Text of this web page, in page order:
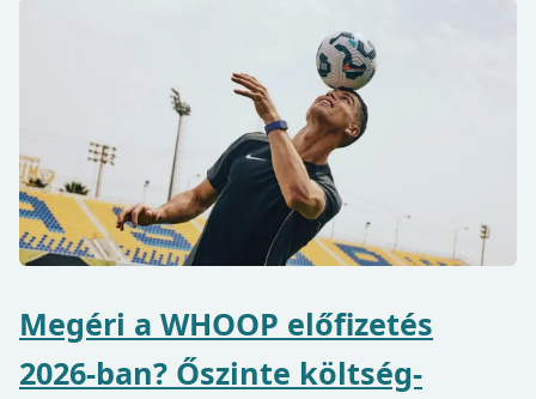
Megéri a WHOOP előfizetés
2026-ban? Őszinte költség-